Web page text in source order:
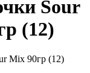
Sour
(12)
Mix 90гр (12)